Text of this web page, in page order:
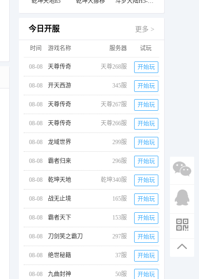
今日开服 更多 >
时间 游戏名称 服务器 试玩
08-08 天尊传奇 天尊268服 开始玩
08-08 开天西游 345服 开始玩
08-08 天尊传奇 天尊267服 开始玩
08-08 天尊传奇 天尊266服 开始玩
08-08 龙域世界 299服 开始玩
08-08 霸者归来 296服 开始玩
08-08 乾坤天地 乾坤340服 开始玩
08-08 战无止境 165服 开始玩
08-08 霸者天下 153服 开始玩
08-08 刀剑笑之霸刀 297服 开始玩
08-08 绝世秘籍 37服 开始玩
08-08 九曲封神 50服 开始玩